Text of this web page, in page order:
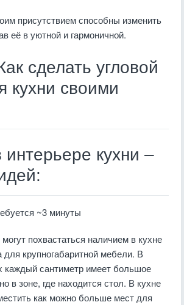
присутствием способны изменить
её в уютной и гармоничной.
сделать угловой
кухни своими
кухни –
~3 минуты
похвастаться наличием в кухне
для крупногабаритной мебели. В
каждый сантиметр имеет большое
в зоне, где находится стол. В кухне
как можно больше мест для